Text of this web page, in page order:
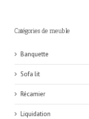
Catégories de meuble
Banquette
Sofa lit
Récamier
Liquidation